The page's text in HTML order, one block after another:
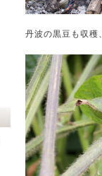
丹波の黒豆も収穫